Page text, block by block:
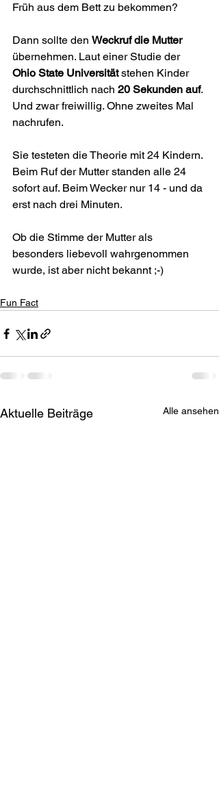
Früh aus dem Bett zu bekommen?
Dann sollte den Weckruf die Mutter
übernehmen. Laut einer Studie der
Ohio State Universität stehen Kinder
durchschnittlich nach 20 Sekunden auf.
Und zwar freiwillig. Ohne zweites Mal
nachrufen.
Sie testeten die Theorie mit 24 Kindern.
Beim Ruf der Mutter standen alle 24
sofort auf. Beim Wecker nur 14 - und da
erst nach drei Minuten.
Ob die Stimme der Mutter als
besonders liebevoll wahrgenommen
wurde, ist aber nicht bekannt ;-)
Fun Fact
Aktuelle Beiträge Alle ansehen